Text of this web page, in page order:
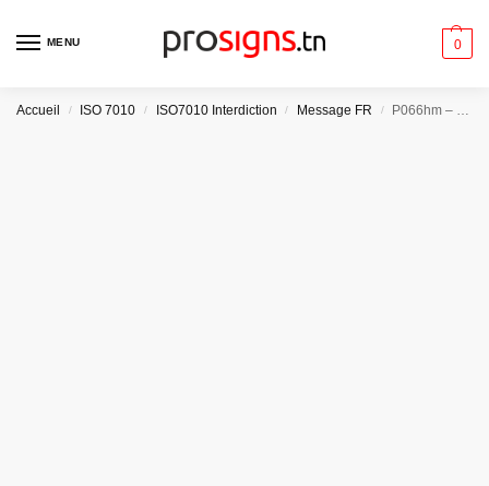
MENU 0
Accueil / ISO 7010 / ISO7010 Interdiction / Message FR / P066hm – Pratique du parachute ascensionnel interdite